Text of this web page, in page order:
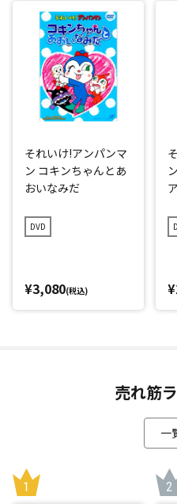
それいけ!アンパンマ
ン コキンちゃんとあ
おいなみだ
DVD
¥3,080(税込)
売れ筋
一